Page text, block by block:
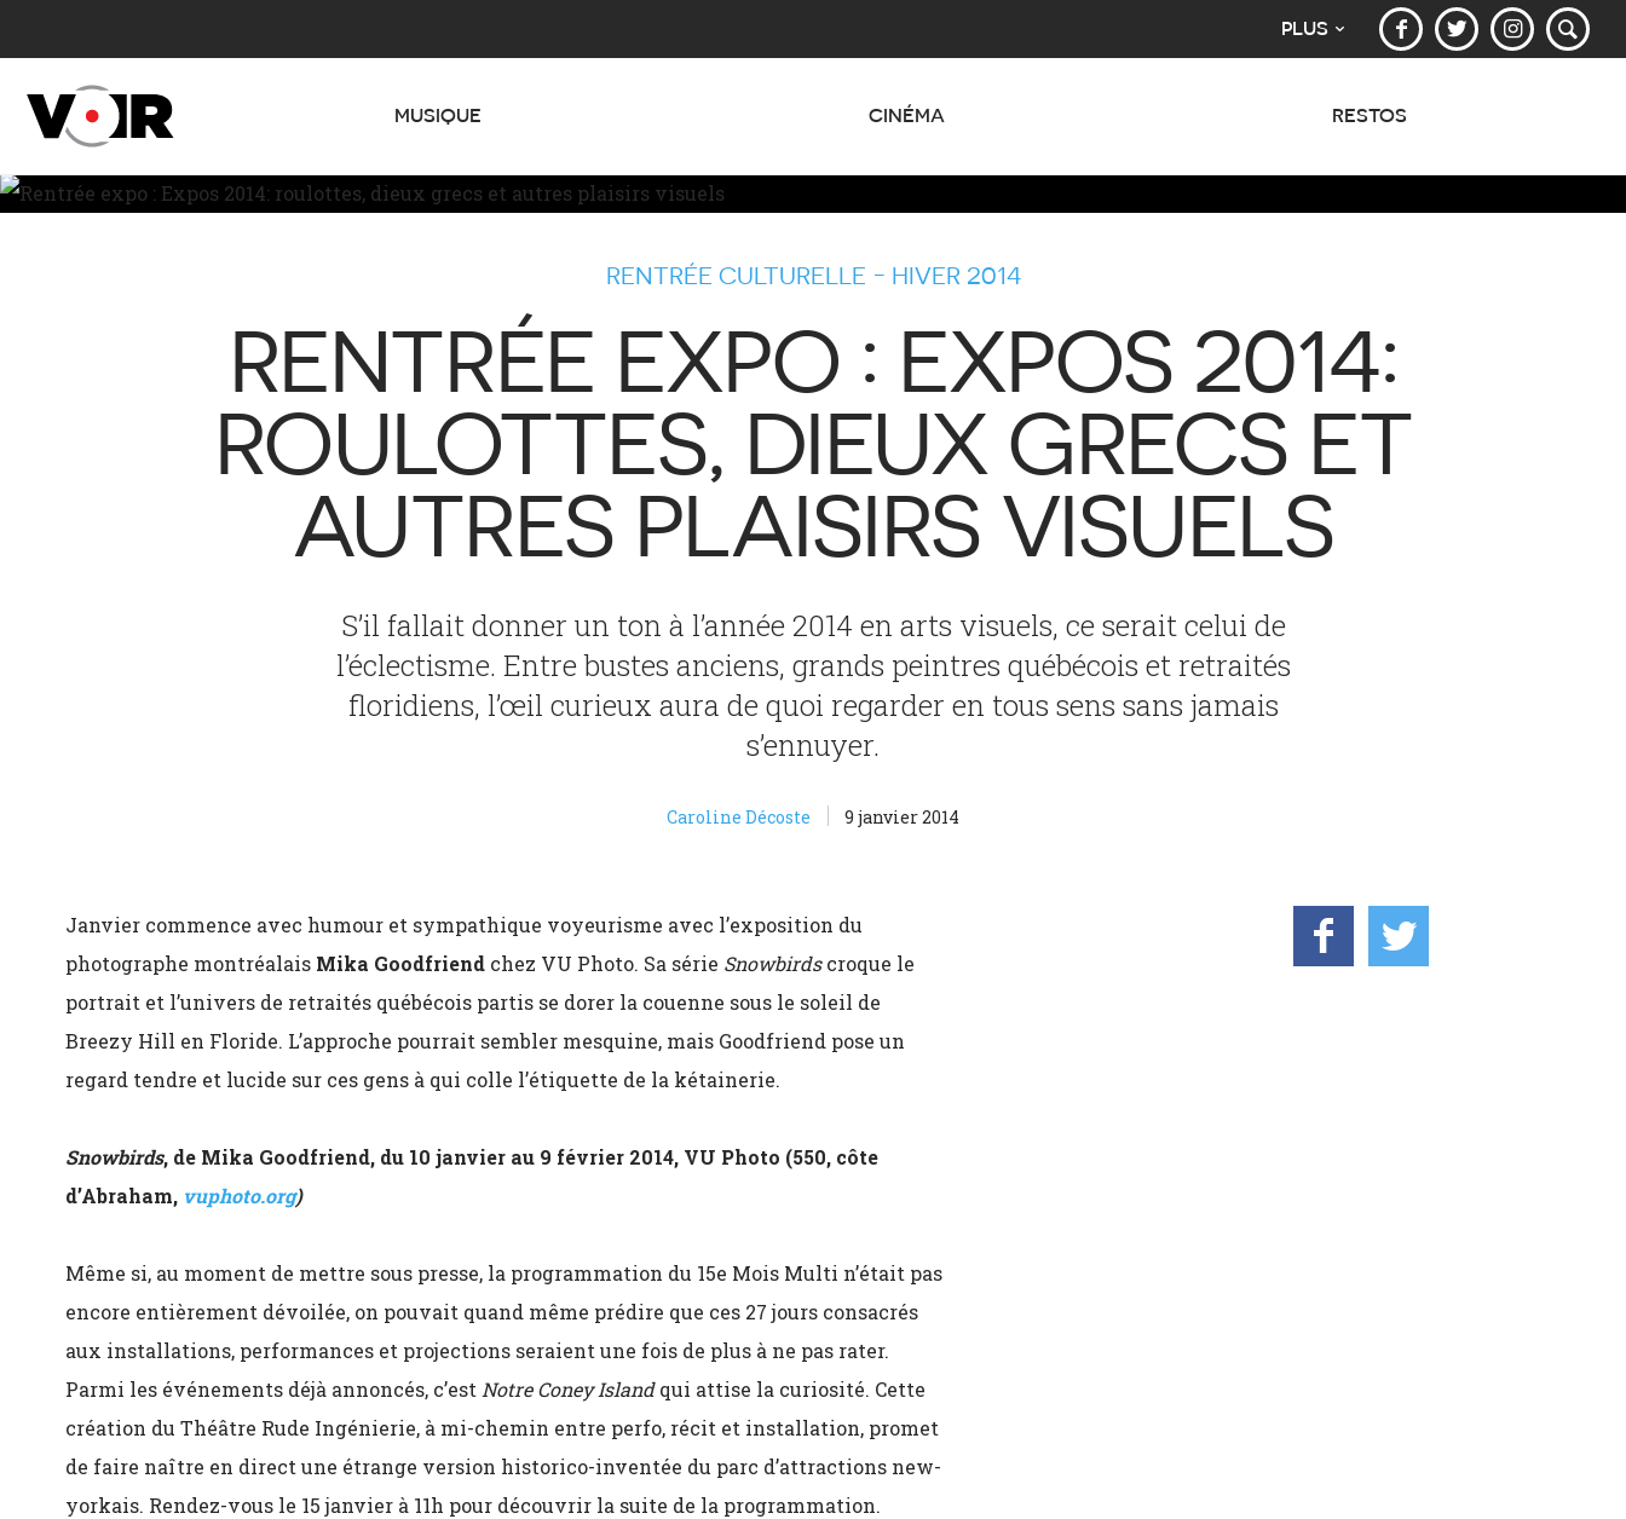
PLUS
MUSIQUE CINÉMA RESTOS
RENTRÉE CULTURELLE - HIVER 2014
RENTRÉE EXPO : EXPOS 2014:
ROULOTTES, DIEUX GRECS ET
AUTRES PLAISIRS VISUELS
S’il fallait donner un ton à l’année 2014 en arts visuels, ce serait celui de
l’éclectisme. Entre bustes anciens, grands peintres québécois et retraités
floridiens, l’œil curieux aura de quoi regarder en tous sens sans jamais
s’ennuyer.
Caroline Décoste 9 janvier 2014
Janvier commence avec humour et sympathique voyeurisme avec l’exposition du
photographe montréalais Mika Goodfriendchez VU Photo. Sa série Snowbirdscroque le
portrait et l’univers de retraités québécois partis se dorer la couenne sous le soleil de
Breezy Hill en Floride. L’approche pourrait sembler mesquine, mais Goodfriend pose un
regard tendre et lucide sur ces gens à qui colle l’étiquette de la kétainerie.
Snowbirds, de Mika Goodfriend, du 10 janvier au 9 février 2014, VU Photo (550, côte
d’Abraham, vuphoto.org)
Même si, au moment de mettre sous presse, la programmation du 15e Mois Multi n’était pas
encore entièrement dévoilée, on pouvait quand même prédire que ces 27 jours consacrés
aux installations, performances et projections seraient une fois de plus à ne pas rater.
Parmi les événements déjà annoncés, c’est Notre Coney Islandqui attise la curiosité. Cette
création du Théâtre Rude Ingénierie, à mi-chemin entre perfo, récit et installation, promet
de faire naître en direct une étrange version historico-inventée du parc d’attractions new-
yorkais. Rendez-vous le 15 janvier à 11h pour découvrir la suite de la programmation.